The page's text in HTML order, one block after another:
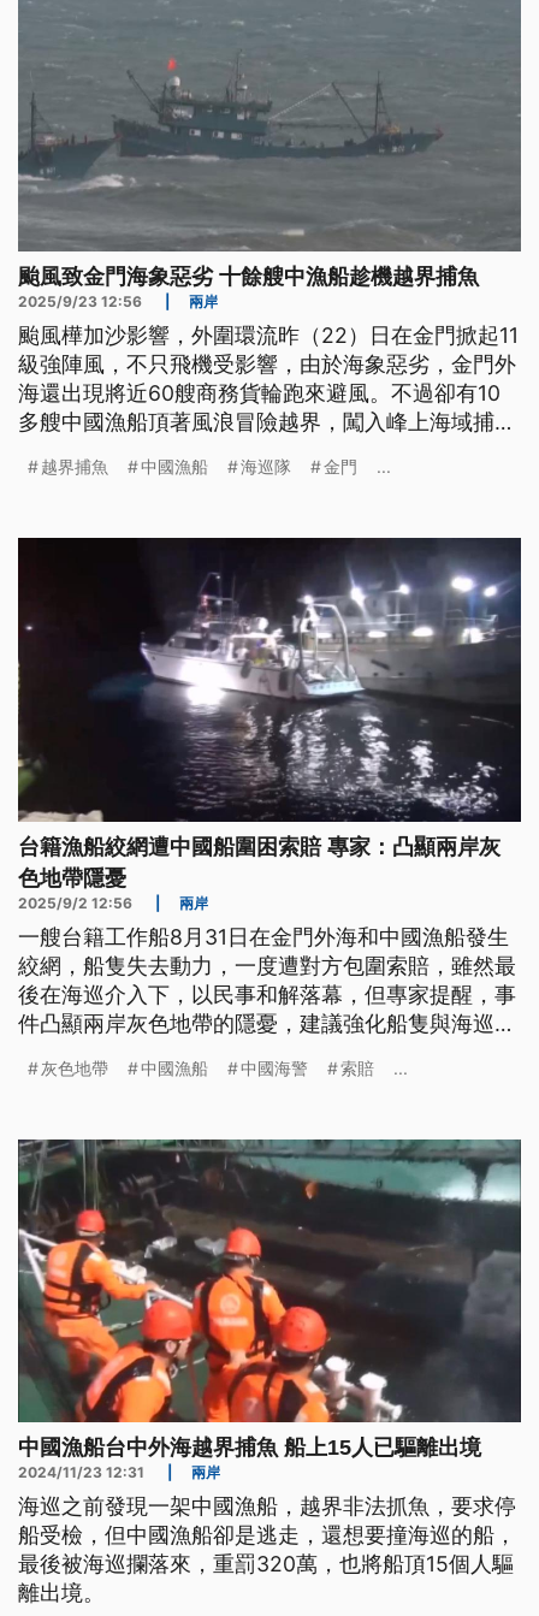
颱風致金門海象惡劣 十餘艘中漁船趁機越界捕魚
2025/9/23 12:56 兩岸
颱風樺加沙影響，外圍環流昨（22）日在金門掀起11
級強陣風，不只飛機受影響，由於海象惡劣，金門外
海還出現將近60艘商務貨輪跑來避風。不過卻有10
多艘中國漁船頂著風浪冒險越界，闖入峰上海域捕
巡昨晚頂著10級風浪驅離越界的中方漁船。
越界捕魚 中國漁船 海巡隊 金門 ...
台籍漁船絞網遭中國船圍困索賠 專家：凸顯兩岸灰
色地帶隱憂
2025/9/2 12:56 兩岸
一艘台籍工作船8月31日在金門外海和中國漁船發生
絞網，船隻失去動力，一度遭對方包圍索賠，雖然最
後在海巡介入下，以民事和解落幕，但專家提醒，事
件凸顯兩岸灰色地帶的隱憂，建議強化船隻與海巡的
灰色地帶 中國漁船 中國海警 索賠 ...
中國漁船台中外海越界捕魚 船上15人已驅離出境
2024/11/23 12:31 兩岸
海巡之前發現一架中國漁船，越界非法抓魚，要求停
船受檢，但中國漁船卻是逃走，還想要撞海巡的船，
最後被海巡攔落來，重罰320萬，也將船頂15個人驅
離出境。